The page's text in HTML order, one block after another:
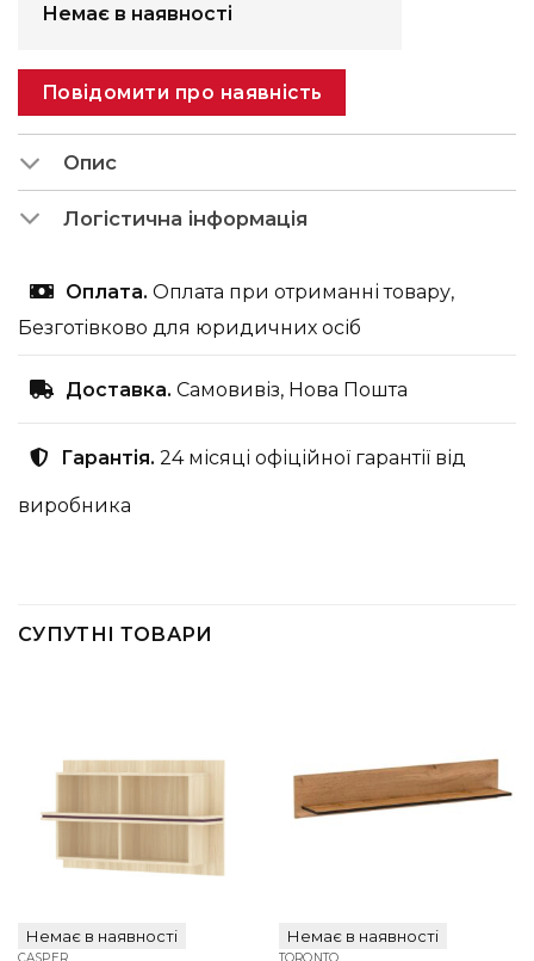
Немає в наявності
Повідомити про наявність
Опис
Логістична інформація
Оплата. Оплата при отриманні товару,
Безготівково для юридичних осіб
Доставка. Самовивіз, Нова Пошта
Гарантія. 24 місяці офіційної гарантії від
виробника
СУПУТНІ ТОВАРИ
Немає в наявності
CASPER
Немає в наявності
TORONTO